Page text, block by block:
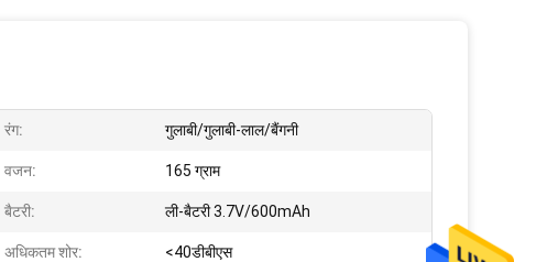
रंग: गुलाबी/गुलाबी-लाल/बैंगनी
वजन: 165 ग्राम
बैटरी: ली-बैटरी 3.7V/600mAh
अधिकतम शोर: <40डीबीएस